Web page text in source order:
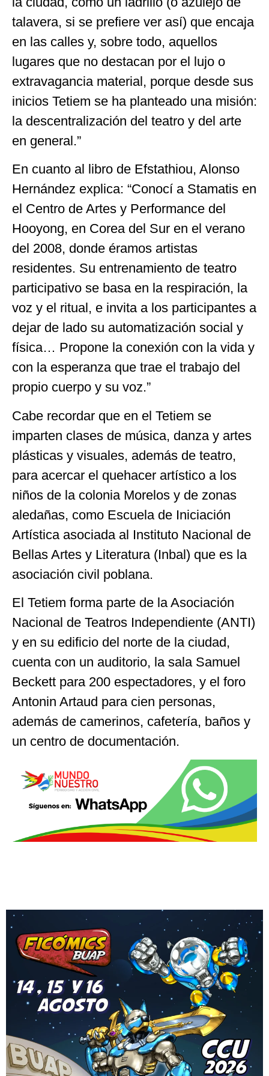
talavera, si se prefiere ver así) que encaja
en las calles y, sobre todo, aquellos
lugares que no destacan por el lujo o
extravagancia material, porque desde sus
inicios Tetiem se ha planteado una misión:
la descentralización del teatro y del arte
en general.”
En cuanto al libro de Efstathiou, Alonso
Hernández explica: “Conocí a Stamatis en
el Centro de Artes y Performance del
Hooyong, en Corea del Sur en el verano
del 2008, donde éramos artistas
residentes. Su entrenamiento de teatro
participativo se basa en la respiración, la
voz y el ritual, e invita a los participantes a
dejar de lado su automatización social y
física… Propone la conexión con la vida y
con la esperanza que trae el trabajo del
propio cuerpo y su voz.”
Cabe recordar que en el Tetiem se
imparten clases de música, danza y artes
plásticas y visuales, además de teatro,
para acercar el quehacer artístico a los
niños de la colonia Morelos y de zonas
aledañas, como Escuela de Iniciación
Artística asociada al Instituto Nacional de
Bellas Artes y Literatura (Inbal) que es la
asociación civil poblana.
El Tetiem forma parte de la Asociación
Nacional de Teatros Independiente (ANTI)
y en su edificio del norte de la ciudad,
cuenta con un auditorio, la sala Samuel
Beckett para 200 espectadores, y el foro
Antonin Artaud para cien personas,
además de camerinos, cafetería, baños y
un centro de documentación.